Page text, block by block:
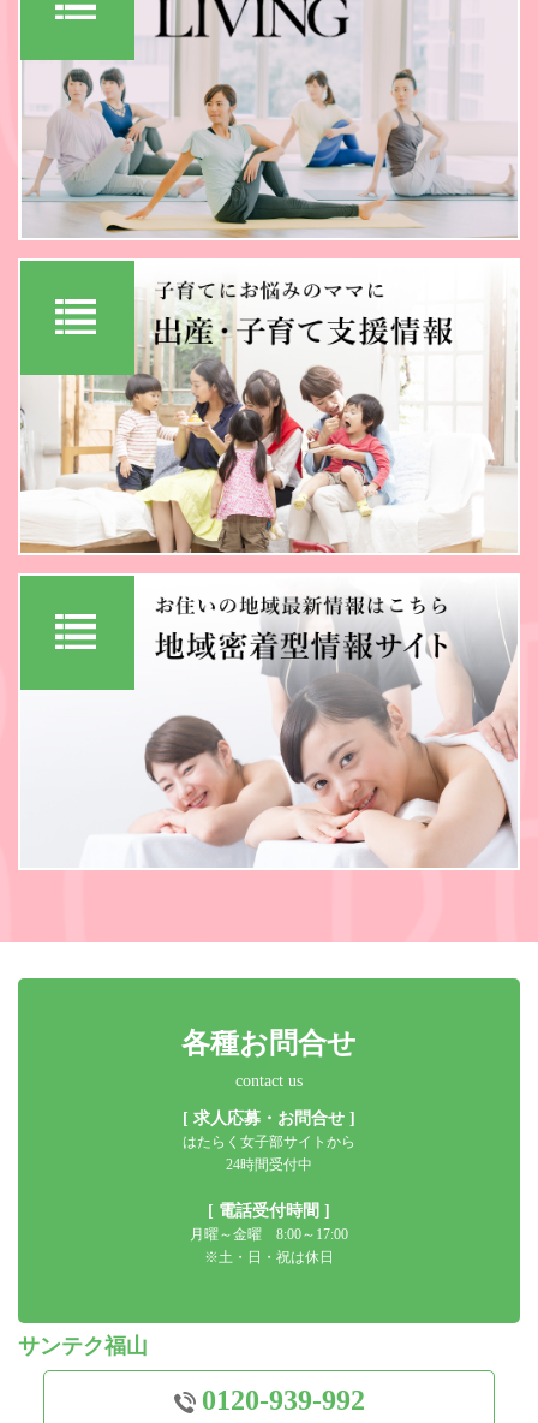
各種お問合せ
contact us
[ 求人応募・お問合せ ]
はたらく女子部サイトから
24時間受付中
[ 電話受付時間 ]
月曜～金曜 8:00～17:00
※土・日・祝は休日
サンテク福山
0120-939-992